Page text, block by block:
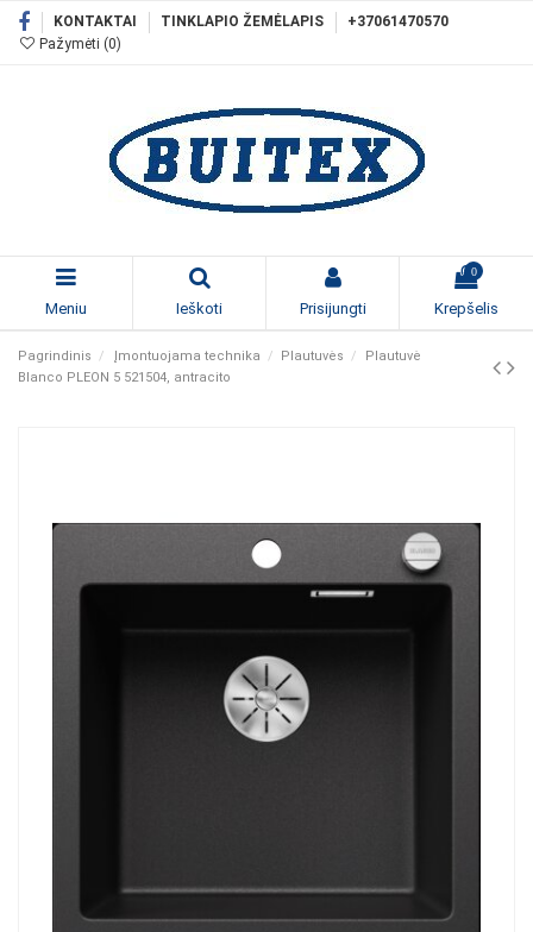
KONTAKTAI TINKLAPIO ŽEMĖLAPIS
+37061470570
Pažymėti (0)
Meniu Ieškoti Prisijungti
0
Krepšelis
Pagrindinis Įmontuojama technika Plautuvės
Plautuvė
Blanco PLEON 5 521504, antracito